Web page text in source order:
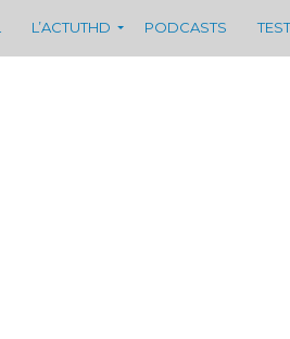
L’ACTUTHD PODCASTS